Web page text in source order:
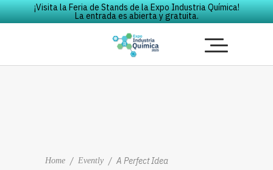
¡Visita la Feria de Stands de la Expo Industria Química!
La entrada es abierta y gratuita.
Home / Evently / A Perfect Idea